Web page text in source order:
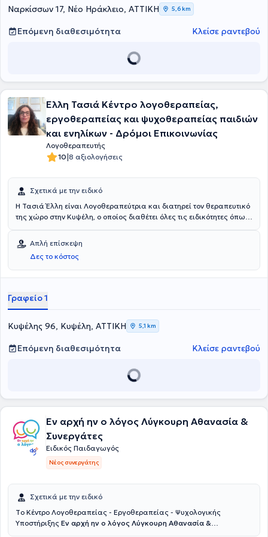
Ναρκίσσων 17, Νέο Ηράκλειο, ΑΤΤΙΚΗ 5,6 km
Επόμενη διαθεσιμότητα Κλείσε ραντεβού
Έλλη Τασιά Κέντρο λογοθεραπείας,
εργοθεραπείας και ψυχοθεραπείας παιδιών
και ενηλίκων - Δρόμοι Επικοινωνίας
Λογοθεραπευτής
10|8 αξιολογήσεις
Σχετικά με την ειδικό
Η Τασιά Έλλη είναι Λογοθεραπεύτρια και διατηρεί τον θεραπευτικό
της χώρο στην Κυψέλη, ο οποίος διαθέτει όλες τις ειδικότητες όπως
ψυχοθεραπεία και ομάδες κοινωνικών δεξιοτήτων.Είναι κάτοχος
Bachelor από το Queen Margaret University ενώ έχει λάβει
μετεκπαίδευση στις Επίκτητες Νευρολογικές Διαταραχές. Εχει
παρακολουθήσει πλήθος μετεκπαιδευτικών σεμιναρίων καθώς και
feeding" από το Διεπιστημονικό κέντρο Ηπείρου. Επιπλέον έχει κάνει
και άλλες εκπαιδεύσεις όπως εντατική αλληλεπίδραση, makaton,
εμπειρία με παιδιά και ενήλικες ενώ εξειδικεύεται στη
φωνοθεραπεία μέσω της εκπαίδευσης ΙVT.
Απλή επίσκεψη
Δες το κόστος
Γραφείο 1
Κυψέλης 96, Κυψέλη, ΑΤΤΙΚΗ 5,1 km
Επόμενη διαθεσιμότητα Κλείσε ραντεβού
Εν αρχή ην ο λόγος Λύγκουρη Αθανασία &
Συνεργάτες
Ειδικός Παιδαγωγός
Νέος συνεργάτης
Σχετικά με την ειδικό
Tο Κέντρο Λογοθεραπείας - Εργοθεραπείας - Ψυχολογικής
Υποστήριξης Εν αρχή ην ο λόγος Λύγκουρη Αθανασία &